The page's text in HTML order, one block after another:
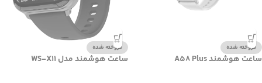
فروخته شده
ساعت هوشمند A58 Plus
فروخته شده
ساعت هوشمند مدل WS-X11